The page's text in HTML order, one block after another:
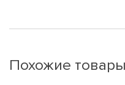
Похожие товары